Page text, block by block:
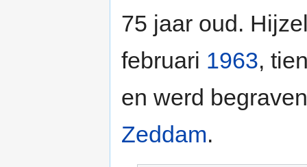
75 jaar oud.
februari 1963,
en werd
Zeddam.